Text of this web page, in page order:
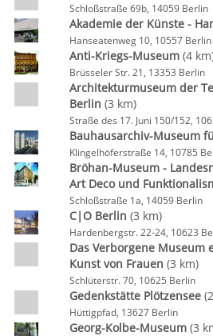
Schloßstraße 69b, 14059 Berlin
Akademie der Künste -
Hanseatenweg 10, 10557 Berlin
Anti-Kriegs-Museum(4
Brüsseler Str. 21, 13353 Berlin
Architekturmuseum der
Berlin (3 km)
Straße des 17. Juni 150/152,
Bauhausarchiv-Museum
Klingelhöferstraße 14, 10785
Bröhan-Museum -
Art Deco und
Schloßstraße 1a, 14059 Berlin
C|O Berlin (3 km)
Hardenbergstr. 22-24, 10623
Das Verborgene Museum
Kunst von Frauen (3 km)
Schlüterstr. 70, 10625 Berlin
Gedenkstätte Plötzensee
Hüttigpfad, 13627 Berlin
Georg-Kolbe-Museum(3